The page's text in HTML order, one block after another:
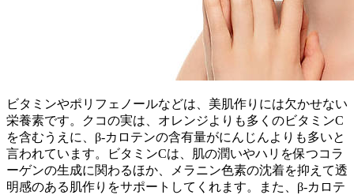
ビタミンやポリフェノールなどは、美肌作りには欠かせない
栄養素です。クコの実は、オレンジよりも多くのビタミンC
を含むうえに、β-カロテンの含有量がにんじんよりも多いと
言われています。ビタミンCは、肌の潤いやハリを保つコラ
ーゲンの生成に関わるほか、メラニン色素の沈着を抑えて透
明感のある肌作りをサポートしてくれます。また、β-カロテ